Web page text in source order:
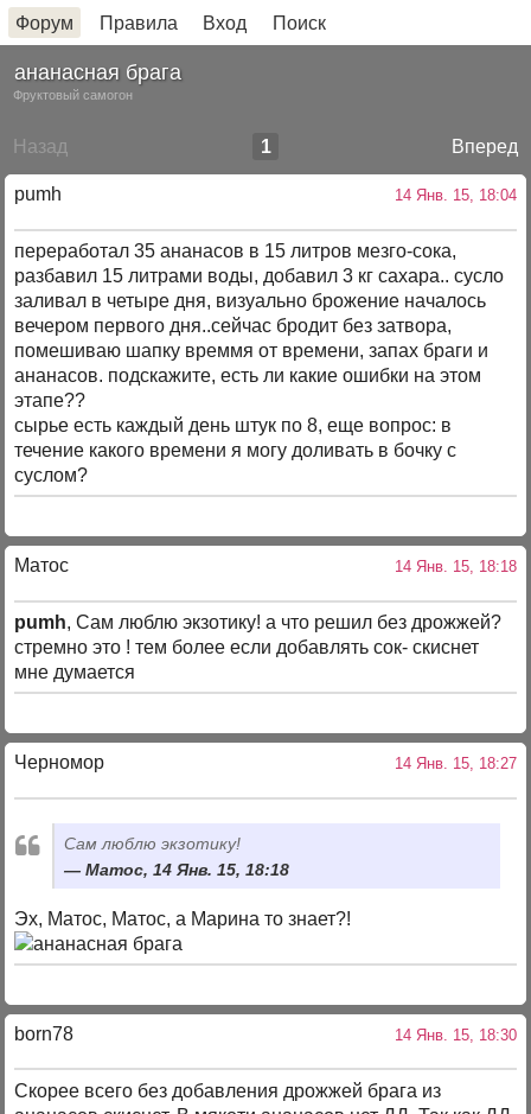
Форум Правила Вход Поиск
ананасная брага
Фруктовый самогон
Назад Вперед
1
pumh 14 Янв. 15, 18:04
переработал 35 ананасов в 15 литров мезго-сока,
разбавил 15 литрами воды, добавил 3 кг сахара.. сусло
заливал в четыре дня, визуально брожение началось
вечером первого дня..сейчас бродит без затвора,
помешиваю шапку времмя от времени, запах браги и
ананасов. подскажите, есть ли какие ошибки на этом
этапе??
сырье есть каждый день штук по 8, еще вопрос: в
течение какого времени я могу доливать в бочку с
суслом?
Матос 14 Янв. 15, 18:18
pumh, Сам люблю экзотику! а что решил без дрожжей?
стремно это ! тем более если добавлять сок- скиснет
мне думается
Черномор 14 Янв. 15, 18:27
Сам люблю экзотику!
Матос, 14 Янв. 15, 18:18
Эх, Матос, Матос, а Марина то знает?!
born78 14 Янв. 15, 18:30
Скорее всего без добавления дрожжей брага из